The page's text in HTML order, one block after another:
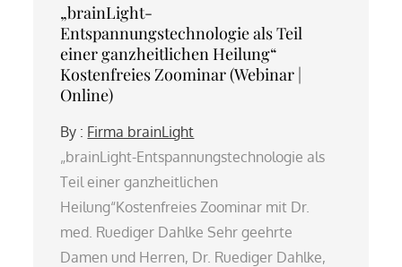
„brainLight-
Entspannungstechnologie als Teil
einer ganzheitlichen Heilung“
Kostenfreies Zoominar (Webinar |
Online)
By : Firma brainLight
„brainLight-Entspannungstechnologie als
Teil einer ganzheitlichen
Heilung“Kostenfreies Zoominar mit Dr.
med. Ruediger Dahlke­ Sehr geehrte
Damen und Herren, Dr. Ruediger Dahlke,